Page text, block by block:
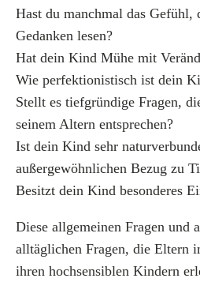
Hast du manchmal das Gefühl,
Gedanken lesen?
Hat dein Kind Mühe mit
Wie perfektionistisch ist dein
Stellt es tiefgründige Fragen,
seinem Altern entsprechen?
Ist dein Kind sehr
außergewöhnlichen Bezug zu
Besitzt dein Kind besonderes
Diese allgemeinen Fragen und
alltäglichen Fragen, die Eltern
ihren hochsensiblen Kindern